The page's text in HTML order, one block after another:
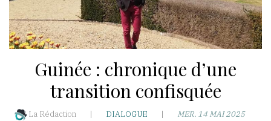
Résidence
Hawa-
Nongo
Taady-
Ro
Guinée : chronique d’une
transition confisquée
La Rédaction | DIALOGUE |
MER. 14 MAI 2025